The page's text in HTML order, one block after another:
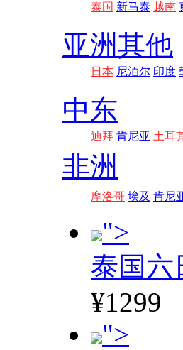
泰国 新马泰 越南
亚洲其他
日本 尼泊尔 印度
中东
迪拜 肯尼亚 土耳
非洲
摩洛哥 埃及 肯尼
">
泰国六
¥1299
">